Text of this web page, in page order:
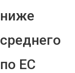
ниже
среднего
по ЕС